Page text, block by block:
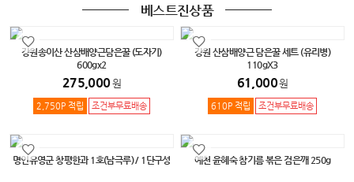
베스트진상품
강원송이산 산삼배양근담은꿀 (도자기)
600gx2
275,000원
2,750P 적립 조건부무료배송
강원 산삼배양근 담은꿀 세트 (유리병)
110gX3
61,000원
610P 적립 조건부무료배송
명인유영군 창평한과 1호(남극루) / 1단구성 예천 윤혜숙 참기름 볶은 검은깨 250g